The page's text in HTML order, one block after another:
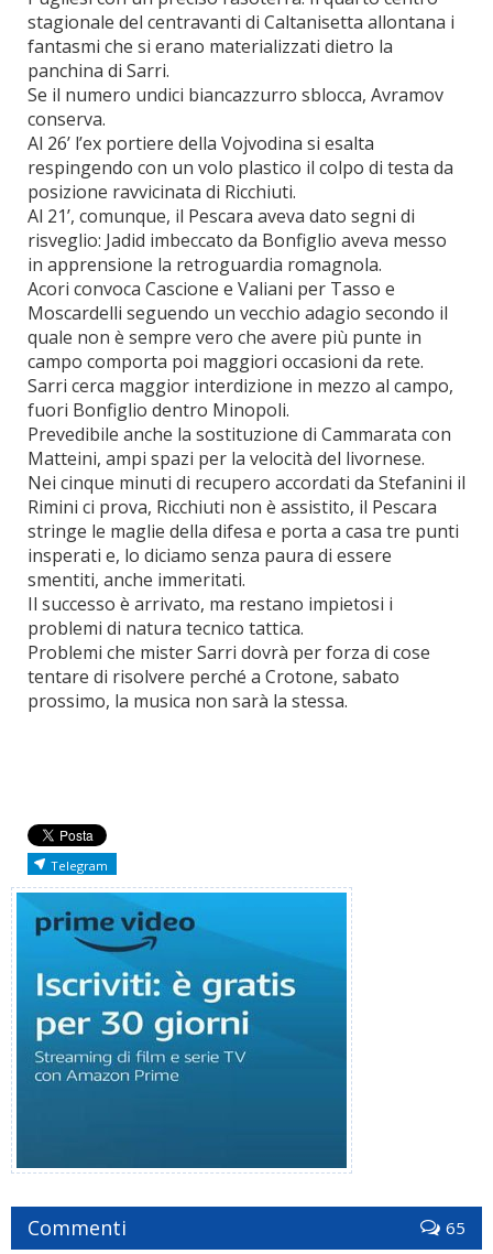
stagionale del centravanti di Caltanisetta allontana i
fantasmi che si erano materializzati dietro la
panchina di Sarri.
Se il numero undici biancazzurro sblocca, Avramov
conserva.
Al 26’ l’ex portiere della Vojvodina si esalta
respingendo con un volo plastico il colpo di testa da
posizione ravvicinata di Ricchiuti.
Al 21’, comunque, il Pescara aveva dato segni di
risveglio: Jadid imbeccato da Bonfiglio aveva messo
in apprensione la retroguardia romagnola.
Acori convoca Cascione e Valiani per Tasso e
Moscardelli seguendo un vecchio adagio secondo il
quale non è sempre vero che avere più punte in
campo comporta poi maggiori occasioni da rete.
Sarri cerca maggior interdizione in mezzo al campo,
fuori Bonfiglio dentro Minopoli.
Prevedibile anche la sostituzione di Cammarata con
Matteini, ampi spazi per la velocità del livornese.
Nei cinque minuti di recupero accordati da Stefanini il
Rimini ci prova, Ricchiuti non è assistito, il Pescara
stringe le maglie della difesa e porta a casa tre punti
insperati e, lo diciamo senza paura di essere
smentiti, anche immeritati.
Il successo è arrivato, ma restano impietosi i
problemi di natura tecnico tattica.
Problemi che mister Sarri dovrà per forza di cose
tentare di risolvere perché a Crotone, sabato
prossimo, la musica non sarà la stessa.
Telegram
Commenti 65